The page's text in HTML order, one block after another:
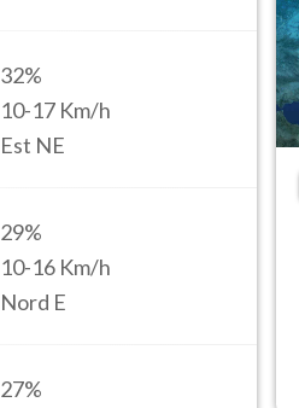
32%
10-17 Km/h
Est NE
29%
10-16 Km/h
Nord E
27%